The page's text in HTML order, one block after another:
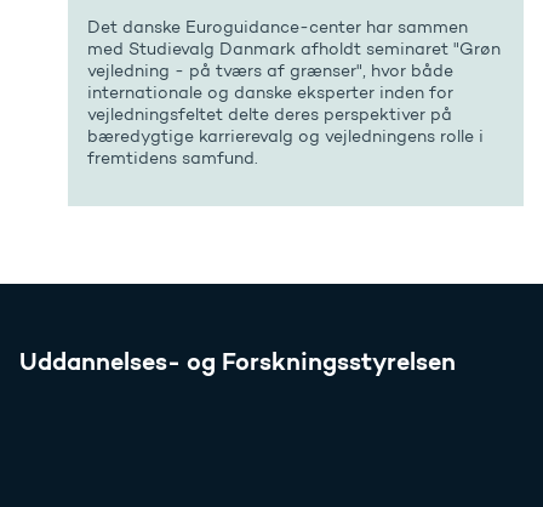
Det danske Euroguidance-center har sammen
med Studievalg Danmark afholdt seminaret "Grøn
vejledning - på tværs af grænser", hvor både
internationale og danske eksperter inden for
vejledningsfeltet delte deres perspektiver på
bæredygtige karrierevalg og vejledningens rolle i
fremtidens samfund.
Uddannelses- og Forskningsstyrelsen